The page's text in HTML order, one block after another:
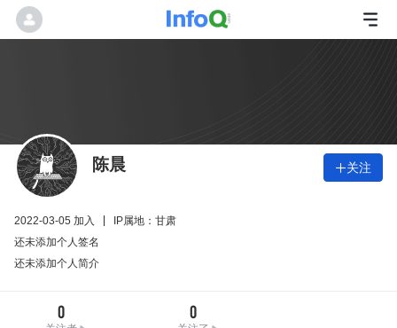
陈晨 关注
2022-03-05 加入
IP属地：甘肃
还未添加个人签名
还未添加个人简介
0 0